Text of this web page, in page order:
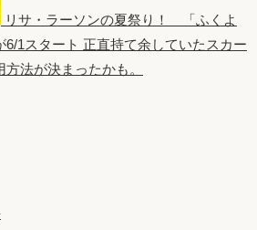
リサ・ラーソンの夏祭り！ 「ふくよ
6/1スタート 正直持て余していたスカー
法が決まったかも。